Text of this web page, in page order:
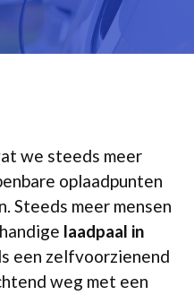
we steeds meer
oplaadpunten
Steeds meer mensen
laadpaal in
een zelfvoorzienend
weg met een